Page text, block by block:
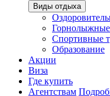
Виды отдыха
Спортивные
Образование
Акции
Виза
Где купить
Агентствам